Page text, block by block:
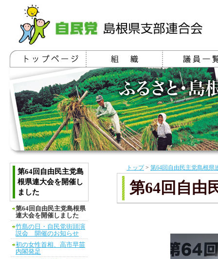
トップ> 第64回自由民主党島根県
第64回自由
第64回自由民主党島
根県連大会を開催し
ました
第64回自由民主党島根県
連大会を開催しました
竹島の日・自民党街頭演
説会 開催のお知らせ
初の女性首相、高市早苗
内閣発足